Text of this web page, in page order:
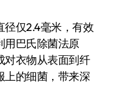
仅2.4毫米，有效
用巴氏除菌法原
对衣物从表面到纤
上的细菌，带来深